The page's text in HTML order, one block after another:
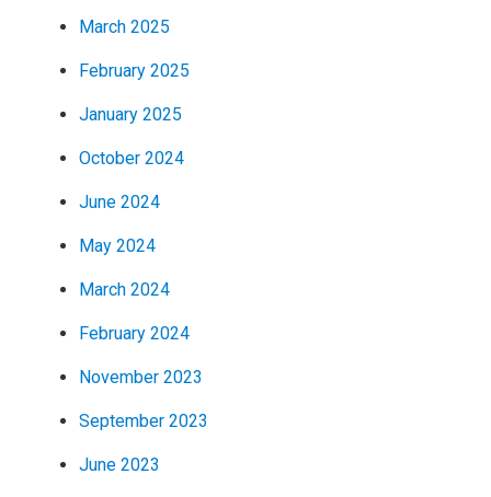
March 2025
February 2025
January 2025
October 2024
June 2024
May 2024
March 2024
February 2024
November 2023
September 2023
June 2023